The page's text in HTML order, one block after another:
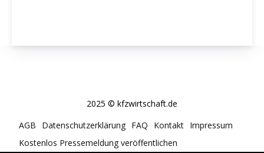
2025 © kfzwirtschaft.de
AGB
Datenschutzerklärung FAQ Kontakt Impressum
Kostenlos Pressemeldung veröffentlichen